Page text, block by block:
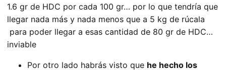
1.6 gr de HDC por cada 100 gr… por lo que tendría que
llegar nada más y nada menos que a 5 kg de rúcala
para poder llegar a esas cantidad de 80 gr de HDC…
inviable
Por otro lado habrás visto que he hecho los